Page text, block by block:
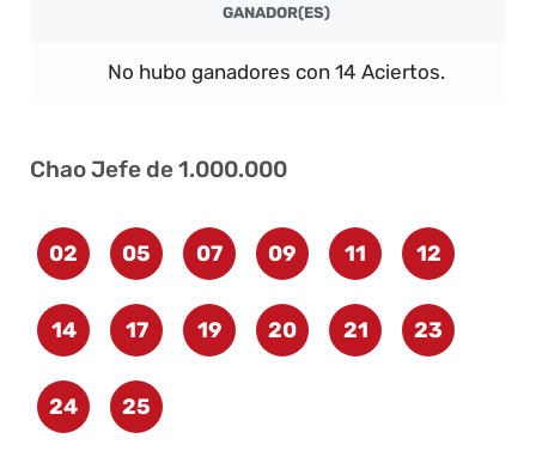
GANADOR(ES)
No hubo ganadores con 14 Aciertos.
Chao Jefe de 1.000.000
02 05 07 09 11 12
14 17 19 20 21 23
24 25